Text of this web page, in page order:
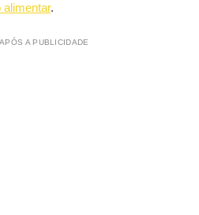
alimentar.
A PUBLICIDADE